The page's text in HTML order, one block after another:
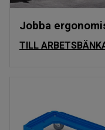
Jobba
TILL